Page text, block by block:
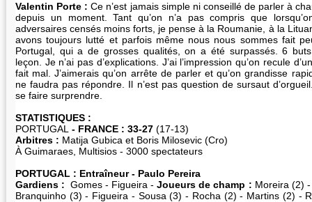
Valentin Porte : Ce n’est jamais simple ni conseillé de parler à
depuis un moment. Tant qu’on n’a pas compris que
adversaires censés moins forts, je pense à la Roumanie, à la
avons toujours lutté et parfois même nous nous sommes fait
Portugal, qui a de grosses qualités, on a été surpassés. 6 buts
leçon. Je n’ai pas d’explications. J’ai l’impression qu’on recule
fait mal. J’aimerais qu’on arrête de parler et qu’on grandisse
ne faudra pas répondre. Il n’est pas question de sursaut
se faire surprendre.
STATISTIQUES :
PORTUGAL - FRANCE : 33-27 (17-13)
Arbitres : Matija Gubica et Boris Milosevic (Cro)
À Guimaraes, Multisios - 3000 spectateurs
PORTUGAL : Entraîneur - Paulo Pereira
Gardiens : Gomes - Figueira - Joueurs de champ : Moreira (2)
Branquinho (3) - Figueira - Sousa (3) - Rocha (2) - Martins (2) -